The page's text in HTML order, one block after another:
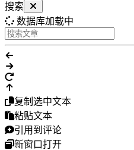
搜索
数据库加载中
复制选中文本
粘贴文本
引用到评论
新窗口打开